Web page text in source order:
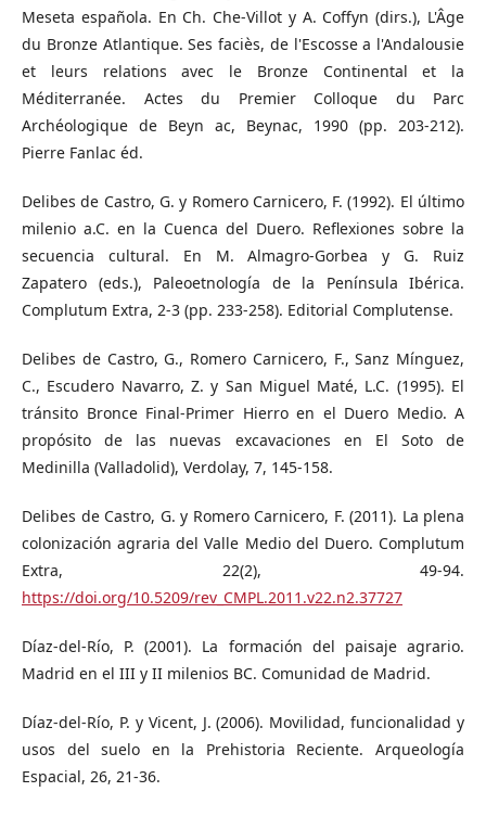
Meseta española. En Ch. Che-Villot y A. Coffyn (dirs.), L'Âge
du Bronze Atlantique. Ses faciès, de l'Escosse a l'Andalousie
et leurs relations avec le Bronze Continental et la
Méditerranée. Actes du Premier Colloque du Parc
Archéologique de Beyn ac, Beynac, 1990 (pp. 203-212).
Pierre Fanlac éd.
Delibes de Castro, G. y Romero Carnicero, F. (1992). El último
milenio a.C. en la Cuenca del Duero. Reflexiones sobre la
secuencia cultural. En M. Almagro-Gorbea y G. Ruiz
Zapatero (eds.), Paleoetnología de la Península Ibérica.
Complutum Extra, 2-3 (pp. 233-258). Editorial Complutense.
Delibes de Castro, G., Romero Carnicero, F., Sanz Mínguez,
C., Escudero Navarro, Z. y San Miguel Maté, L.C. (1995). El
tránsito Bronce Final-Primer Hierro en el Duero Medio. A
propósito de las nuevas excavaciones en El Soto de
Medinilla (Valladolid), Verdolay, 7, 145-158.
Delibes de Castro, G. y Romero Carnicero, F. (2011). La plena
colonización agraria del Valle Medio del Duero. Complutum
Extra, 22(2), 49-94.
https://doi.org/10.5209/rev_CMPL.2011.v22.n2.37727
Díaz-del-Río, P. (2001). La formación del paisaje agrario.
Madrid en el III y II milenios BC. Comunidad de Madrid.
Díaz-del-Río, P. y Vicent, J. (2006). Movilidad, funcionalidad y
usos del suelo en la Prehistoria Reciente. Arqueología
Espacial, 26, 21-36.